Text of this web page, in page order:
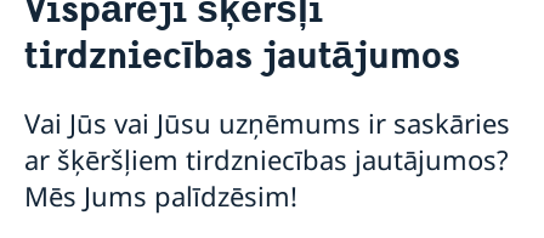
Brauc uz Zviedriju
Studijas Zviedrijā
Dzīvo Zviedrijā
Informācija tūristiem
Pakalpojumi zviedru uzņēmumiem
Vispārēji šķēršļi tirdzniecības jautājumos
tirdzniecības jautājumos
Vai Jūs vai Jūsu uzņēmums ir saskāries
ar šķēršļiem tirdzniecības jautājumos?
Mēs Jums palīdzēsim!